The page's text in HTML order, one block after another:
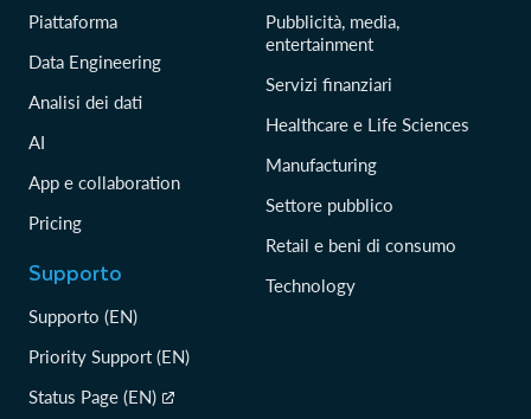
Piattaforma
Data Engineering
Analisi dei dati
AI
App e collaboration
Pricing
Supporto
Supporto (EN)
Priority Support (EN)
Status Page (EN)
Pubblicità, media,
entertainment
Servizi finanziari
Healthcare e Life Sciences
Manufacturing
Settore pubblico
Retail e beni di consumo
Technology